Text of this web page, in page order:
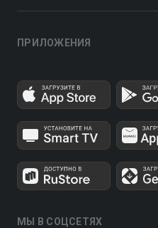
ПРИЛОЖЕНИЯ
МЫ В СОЦСЕТЯХ